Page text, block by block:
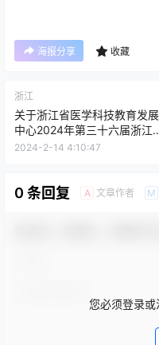
海报分享 收藏
浙江
关于浙江省医学科技教育发展
中心2024年第三十六届浙江
际科研、医疗仪器设备技术交
限公司]
2024-2-14 4:10:47
0 条回复 A 文章作者 M
您必须登录